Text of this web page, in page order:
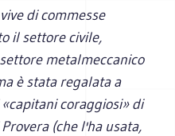
di commesse
il settore civile,
metalmeccanico
è stata regalata a
coraggiosi» di
(che l'ha usata,